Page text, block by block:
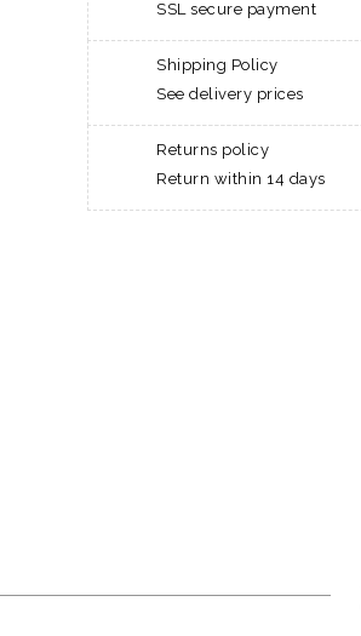
SSL secure payment
Shipping Policy
See delivery prices
Returns policy
Return within 14 days